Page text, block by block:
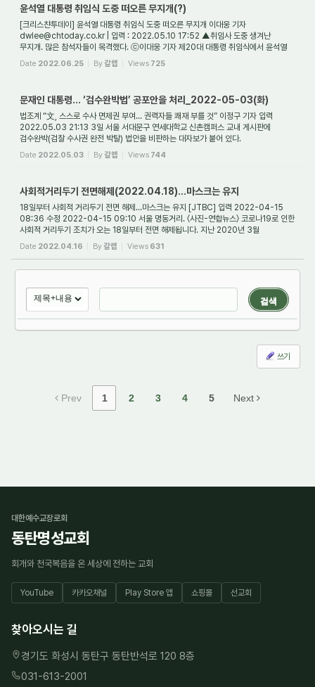
윤석열 대통령 취임식 도중 떠오른 무지개(?)
[크리스챤투데이] 윤석열 대통령 취임식 도중 떠오른 무지개 이대웅 기자
dwlee@chtoday.co.kr | 입력 : 2022.05.10 17:52 ▲취임사 도중 생겨난
무지개. 많은 참석자들이 목격했다. ⓒ이대웅 기자 제20대 대통령 취임식에서 윤석열
대통령의 취임사 도중, 취임...
Date 2022.06.25 By갈렙 Views 725
문재인 대통령... ‘검수완박법’ 공포안을 처리_2022-05-03(화)
법조계 “文, 스스로 수사 면제권 부여... 권력자들 쾌재 부를 것” 이정구 기자 입력
2022.05.03 21:13 3일 서울 서대문구 연세대학교 신촌캠퍼스 교내 게시판에
검수완박(검찰 수사권 완전 박탈) 법안을 비판하는 대자보가 붙어 있다.
신전국대학생대표자협의...
Date 2022.05.03 By갈렙 Views 744
사회적거리두기 전면해제(2022.04.18)...마스크는 유지
18일부터 사회적 거리두기 전면 해제…마스크는 유지 [JTBC] 입력 2022-04-15
08:36 수정 2022-04-15 09:10 서울 명동거리. 〈사진-연합뉴스〉 코로나19로 인한
사회적 거리두기 조치가 오는 18일부터 전면 해제됩니다. 지난 2020년 3월
거리두기가 도입된 이후...
Date 2022.04.16 By갈렙 Views 631
검색
쓰기
Prev 1 2 3 4 5 Next
대한예수교장로회
동탄명성교회
회개와 천국복음을 온 세상에 전하는 교회
YouTube 카카오채널 Play Store 앱 쇼핑몰 선교회
찾아오시는 길
경기도 화성시 동탄구 동탄반석로 120 8층
031-613-2001